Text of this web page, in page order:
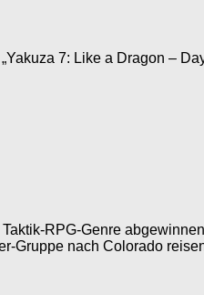
7: Like a Dragon –
RPG-Genre
Gruppe nach Colorado